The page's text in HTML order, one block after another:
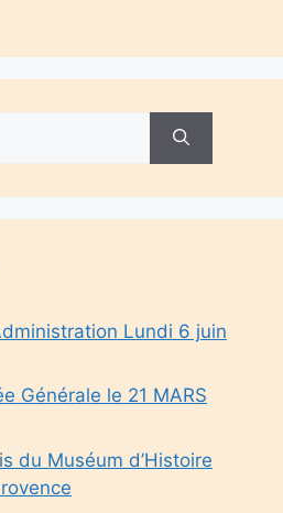
Lundi 6 juin
Générale le 21 MARS
du Muséum d’Histoire